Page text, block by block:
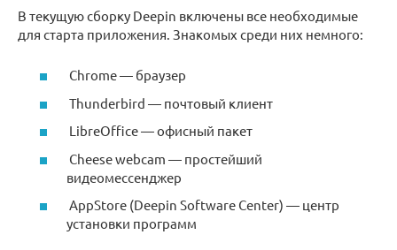
В текущую сборку Deepin включены все необходимые
для старта приложения. Знакомых среди них немного:
Chrome — браузер
Thunderbird — почтовый клиент
LibreOffice — офисный пакет
Cheese webcam — простейший
видеомессенджер
AppStore (Deepin Software Center) — центр
установки программ